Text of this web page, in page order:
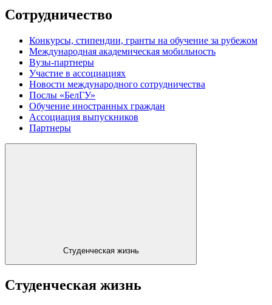
Сотрудничество
Конкурсы, стипендии, гранты на обучение за рубежом
Международная академическая мобильность
Вузы-партнеры
Участие в ассоциациях
Новости международного сотрудничества
Послы «БелГУ»
Обучение иностранных граждан
Ассоциация выпускников
Партнеры
Студенческая жизнь
Студенческая жизнь